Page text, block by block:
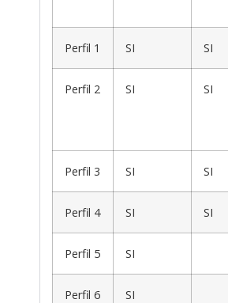
Perfil 1 SI SI
Perfil 2 SI SI
Perfil 3 SI SI
Perfil 4 SI SI
Perfil 5 SI
Perfil 6 SI